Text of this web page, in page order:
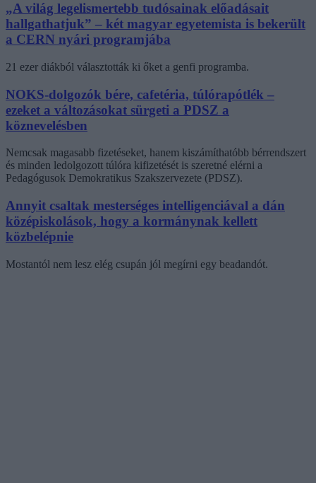
„A világ legelismertebb tudósainak előadásait
hallgathatjuk” – két magyar egyetemista is bekerült
a CERN nyári programjába
21 ezer diákból választották ki őket a genfi programba.
NOKS-dolgozók bére, cafetéria, túlórapótlék –
ezeket a változásokat sürgeti a PDSZ a
köznevelésben
Nemcsak magasabb fizetéseket, hanem kiszámíthatóbb bérrendszert
és minden ledolgozott túlóra kifizetését is szeretné elérni a
Pedagógusok Demokratikus Szakszervezete (PDSZ).
Annyit csaltak mesterséges intelligenciával a dán
középiskolások, hogy a kormánynak kellett
közbelépnie
Mostantól nem lesz elég csupán jól megírni egy beadandót.